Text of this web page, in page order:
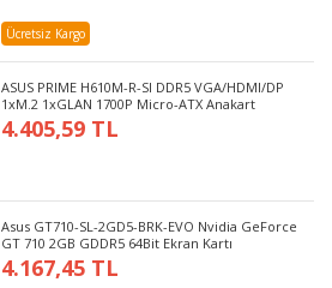
Ücretsiz Kargo
ASUS PRIME H610M-R-SI DDR5 VGA/HDMI/DP
1xM.2 1xGLAN 1700P Micro-ATX Anakart
4.405,59 TL
Asus GT710-SL-2GD5-BRK-EVO Nvidia GeForce
GT 710 2GB GDDR5 64Bit Ekran Kartı
4.167,45 TL